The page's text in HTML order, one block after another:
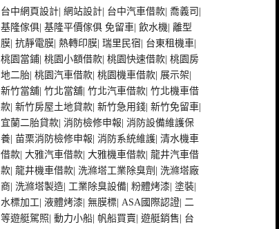
台中網頁設計 |網站設計 台中汽車借款 |喬義司
基隆傢俱 |基隆平價傢俱 免留車 |飲水機 |離型
膜 |抗靜電膜 |熱轉印膜 |瑞里民宿 台東租機車
桃園當鋪 |桃園小額借款 |桃園快速借款 |桃園房
地二胎 |桃園汽車借款 |桃園機車借款 展示架
新竹當舖 |竹北當舖 |竹北汽車借款 |竹北機車借
款 |新竹房屋土地貸款 |新竹急用錢 |新竹免留車
宜蘭二胎貸款 |消防檢修申報 |消防設備維護保
養 |苗栗消防檢修申報 |消防系統維護 |清水機車
借款 |大雅汽車借款 |大雅機車借款 |龍井汽車借
款 |龍井機車借款 洗滌塔工業除臭劑
洗滌塔廠
商 洗滌塔製造 工業除臭設備 |粉體烤漆 |塗裝
水標加工 |液體烤漆 |無膜標 |ASA國際認證 |二
等遊艇駕照 |動力小船 帆船買賣 |遊艇銷售 台